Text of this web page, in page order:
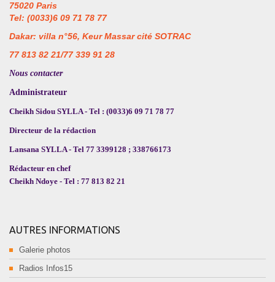
75020 Paris
Tel: (0033)6 09 71 78 77
Dakar: villa n°56, Keur Massar cité SOTRAC
77 813 82 21/77 339 91 28
Nous contacter
Administrateur
Cheikh Sidou SYLLA - Tel : (0033)6 09 71 78 77
Directeur de la rédaction
Lansana SYLLA - Tel 77 3399128 ; 338766173
Rédacteur en chef
Cheikh Ndoye - Tel : 77 813 82 21
AUTRES INFORMATIONS
Galerie photos
Radios Infos15